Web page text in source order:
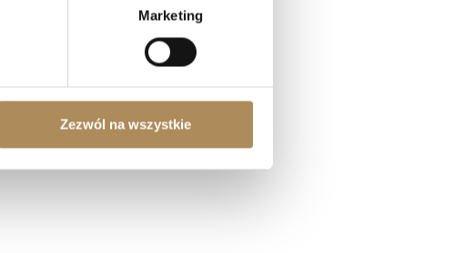
Marketing
Zezwól na wszystkie